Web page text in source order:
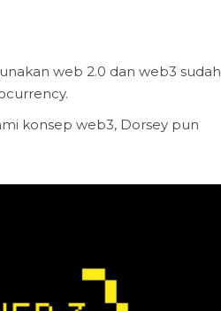
web 2.0 dan web3 sudah
konsep web3, Dorsey pun